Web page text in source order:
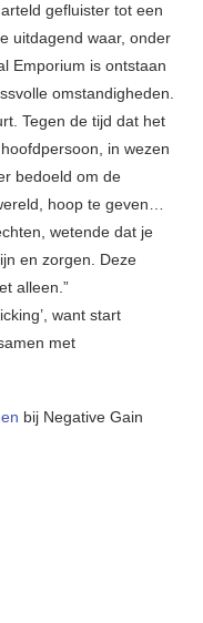
gefluister tot een
uitdagend waar, onder
Emporium is ontstaan
omstandigheden.
Tegen de tijd dat het
in wezen
bedoeld om de
hoop te geven…
wetende dat je
en zorgen. Deze
alleen.”
want start
met
bij Negative Gain